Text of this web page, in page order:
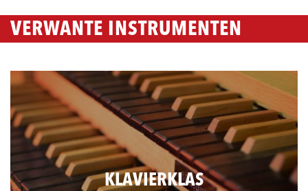
VERWANTE INSTRUMENTEN
KLAVIERKLAS